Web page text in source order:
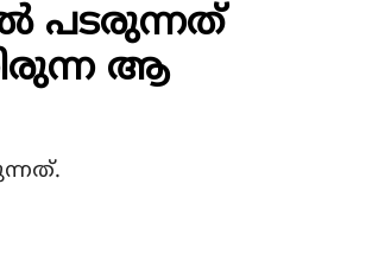
പടരുന്നത്
ആ